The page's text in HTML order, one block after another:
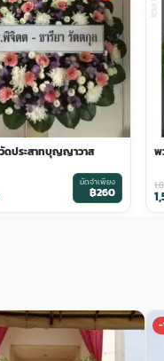
ดประสาทบุญญาวาส
มัดจำเพียง
฿260
พ
-